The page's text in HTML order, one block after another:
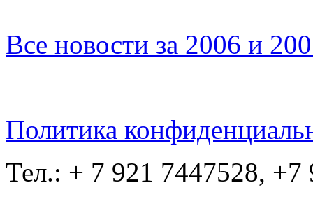
Все новости за 2006 и
Политика
Тел.: + 7 921 7447528, +7